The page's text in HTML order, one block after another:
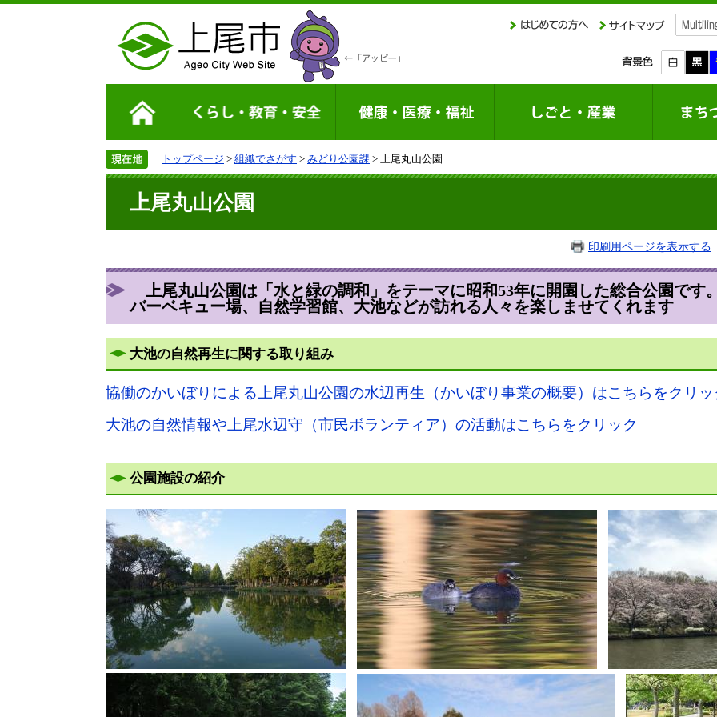
トップページ > 組織でさがす > みどり公園課 > 上尾丸山公園
上尾丸山公園
印刷用ページを表示する
上尾丸山公園は「水と緑の調和」をテーマに昭和53年に開園した総合公園です
バーベキュー場、自然学習館、大池などが訪れる人々を楽しませてくれます
大池の自然再生に関する取り組み
協働のかいぼりによる上尾丸山公園の水辺再生（かいぼり事業の概要）はこちらをクリ
大池の自然情報や上尾水辺守（市民ボランティア）の活動はこちらをクリック
公園施設の紹介